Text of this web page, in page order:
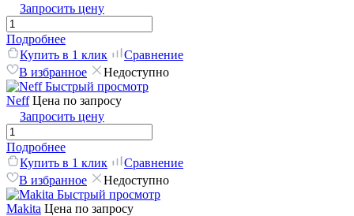
Запросить цену
Подробнее
Купить в 1 клик
Сравнение
В избранное
Недоступно
Быстрый просмотр
Neff Цена по запросу
Запросить цену
Подробнее
Купить в 1 клик
Сравнение
В избранное
Недоступно
Быстрый просмотр
Makita Цена по запросу